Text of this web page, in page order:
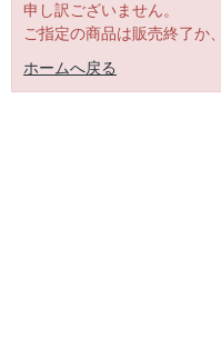
申し訳ございません。
ご指定の商品は販売終了か
ホームへ戻る